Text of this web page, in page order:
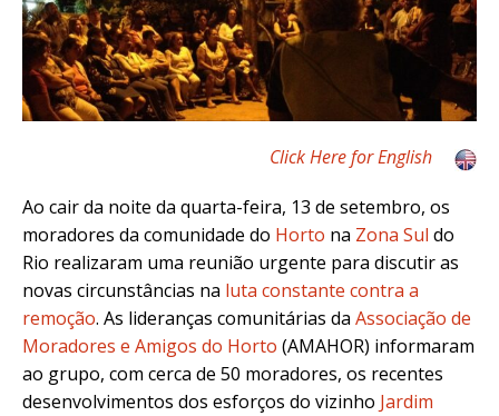
Click Here for English
Ao cair da noite da quarta-feira, 13 de setembro, os
moradores da comunidade do Horto na Zona Sul do
Rio realizaram uma reunião urgente para discutir as
novas circunstâncias na luta constante contra a
remoção. As lideranças comunitárias da Associação de
Moradores e Amigos do Horto (AMAHOR) informaram
ao grupo, com cerca de 50 moradores, os recentes
desenvolvimentos dos esforços do vizinho Jardim